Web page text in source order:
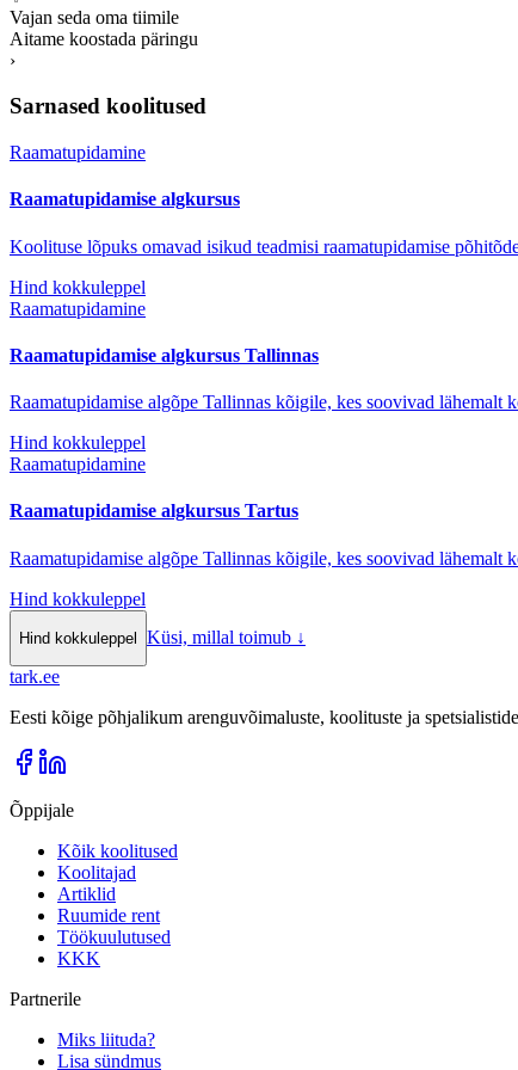
Vajan seda oma tiimile
Aitame koostada päringu
›
Sarnased koolitused
Raamatupidamine
Raamatupidamise algkursus
Koolituse lõpuks omavad isikud teadmisi raamatupidamise
Hind kokkuleppel
Raamatupidamine
Raamatupidamise algkursus Tallinnas
Raamatupidamise algõpe Tallinnas kõigile, kes soovivad lähemalt
Hind kokkuleppel
Raamatupidamine
Raamatupidamise algkursus Tartus
Raamatupidamise algõpe Tallinnas kõigile, kes soovivad lähemalt
Hind kokkuleppel
Hind kokkuleppel Küsi, millal toimub ↓
tark.ee
Eesti kõige põhjalikum arenguvõimaluste, koolituste ja
Õppijale
Kõik koolitused
Koolitajad
Artiklid
Ruumide rent
Töökuulutused
KKK
Partnerile
Miks liituda?
Lisa sündmus